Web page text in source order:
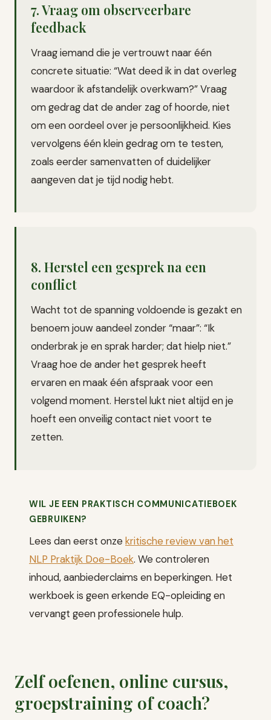
7. Vraag om observeerbare
feedback
Vraag iemand die je vertrouwt naar één
concrete situatie: “Wat deed ik in dat overleg
waardoor ik afstandelijk overkwam?” Vraag
om gedrag dat de ander zag of hoorde, niet
om een oordeel over je persoonlijkheid. Kies
vervolgens één klein gedrag om te testen,
zoals eerder samenvatten of duidelijker
aangeven dat je tijd nodig hebt.
8. Herstel een gesprek na een
conflict
Wacht tot de spanning voldoende is gezakt en
benoem jouw aandeel zonder “maar”: “Ik
onderbrak je en sprak harder; dat hielp niet.”
Vraag hoe de ander het gesprek heeft
ervaren en maak één afspraak voor een
volgend moment. Herstel lukt niet altijd en je
hoeft een onveilig contact niet voort te
zetten.
WIL JE EEN PRAKTISCH COMMUNICATIEBOEK
GEBRUIKEN?
Lees dan eerst onzekritische review van het
NLP Praktijk Doe-Boek. We controleren
inhoud, aanbiederclaims en beperkingen. Het
werkboek is geen erkende EQ-opleiding en
vervangt geen professionele hulp.
Zelf oefenen, online cursus,
groepstraining of coach?